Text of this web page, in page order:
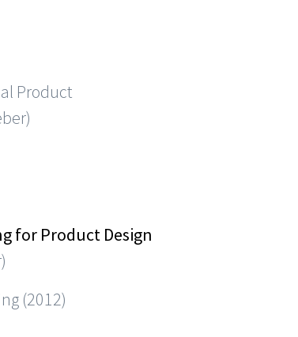
Product
for Product Design
(2012)